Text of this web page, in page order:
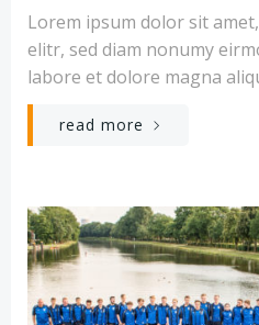
Lorem ipsum dolor sit
elitr, sed diam nonumy
labore et dolore magna
read more